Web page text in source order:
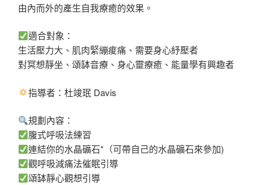
由內而外的產生自我療癒的效果。
適合對象：
生活壓力大、肌肉緊繃痠痛、需要身心紓壓者
對冥想靜坐、頌缽音療、身心靈療癒、能量學有興趣者
指導者：杜竣珉 Davis
規劃內容：
腹式呼吸法練習
連結你的水晶礦石*（可帶自己的水晶礦石來參加)
觀呼吸減痛法催眠引導
頌缽靜心觀想引導